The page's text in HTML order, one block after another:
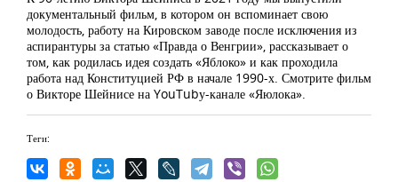
документальный фильм, в котором он вспоминает свою
молодость, работу на Кировском заводе после исключения из
аспирантуры за статью «Правда о Венгрии», рассказывает о
том, как родилась идея создать «Яблоко» и как проходила
работа над Конституцией РФ в начале 1990-х. Смотрите фильм
о Викторе Шейнисе на YouTubу-канале «Яюлока».
Теги: